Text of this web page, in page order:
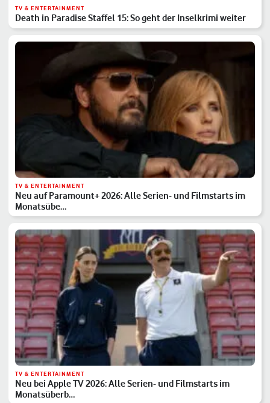
TV & ENTERTAINMENT
Death in Paradise Staffel 15: So geht der Inselkrimi weiter
TV & ENTERTAINMENT
Neu auf Paramount+ 2026: Alle Serien- und Filmstarts im
Monatsübe…
TV & ENTERTAINMENT
Neu bei Apple TV 2026: Alle Serien- und Filmstarts im
Monatsüberb…